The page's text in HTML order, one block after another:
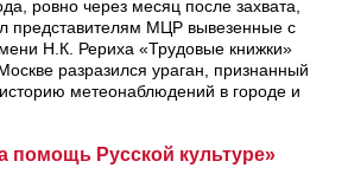
ровно через месяц после захвата,
представителям МЦР вывезенные с
Н.К. Рериха «Трудовые книжки»
разразился ураган, признанный
метеонаблюдений в городе и
помощь Русской культуре»